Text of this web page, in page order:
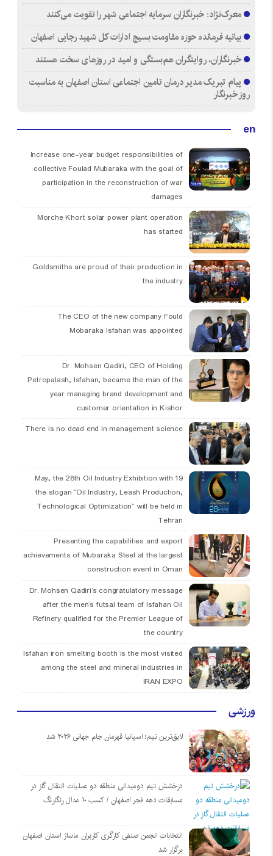
معرک‌نژاد: خبرنگاران سرمایه اجتماعی شهر را تقویت می‌کنند
بیانیه فرمانده حوزه مقاومت بسیج ادارات کل شهید رجایی اصفهان
خبرنگاران، روایتگران هم‌بستگی و امید در روزهای سخت هستند
پیام تبریک مدیر درمان تامین اجتماعی استان اصفهان به مناسبت
روز خبرنگار
en
Increase one-year budget responsibilities of
collective Foulad Mubaraka with the goal of
participation in the reconstruction of war
damages
Morche Khort solar power plant operation
has started
Goldsmiths are proud of their production in
the industry
The CEO of the new company Fould
Mobaraka Isfahan was appointed
Dr. Mohsen Qadiri, CEO of Holding
Petropalash, Isfahan, became the man of the
year managing brand development and
customer orientation in Kishor
There is no dead end in management science
19 May, the 28th Oil Industry Exhibition with
the slogan “Oil Industry, Leash Production,
Technological Optimization” will be held in
Tehran
Presenting the capabilities and export
achievements of Mubaraka Steel at the largest
construction event in Oman
Dr. Mohsen Qadiri’s congratulatory message
after the men’s futsal team of Isfahan Oil
Refinery qualified for the Premier League of
the country
Isfahan iron smelting booth is the most visited
among the steel and mineral industries in
IRAN EXPO
ورزشی
لایق‌ترین تیم؛ اسپانیا قهرمان جام جهانی ۲۰۲۶ شد
درخشش تیم دومیدانی منطقه دو عملیات انتقال گاز در
مسابقات دهه فجر اصفهان / کسب ۱۰ مدال رنگارنگ
انتخابات انجمن صنفی کارگری کاربران ماساژ استان اصفهان
برگزار شد